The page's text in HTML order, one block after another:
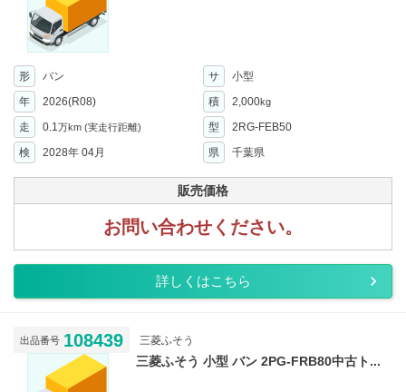
形 バン サ
小型
年
2026(R08) 積 2,000kg
走 0.1万km (実走行距離) 型
2RG-FEB50
検
2028年 04月 県 千葉県
販売価格
お問い合わせください。
詳しくはこちら
出品番号 108439 三菱ふそう
三菱ふそう 小型 バン 2PG-FRB80中古ト...